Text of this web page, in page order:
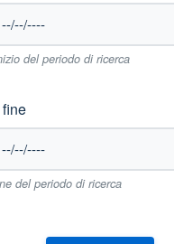
del periodo di ricerca
del periodo di ricerca